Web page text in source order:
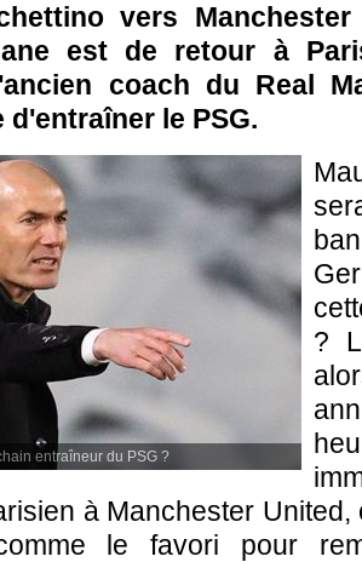
vers
est de retour à
coach du Real
d'entraîner le PSG.
entraîneur du PSG ?
?
à Manchester
le favori pour